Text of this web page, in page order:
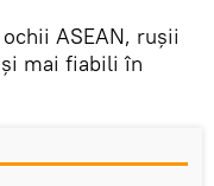
ASEAN, rușii
mai fiabili în